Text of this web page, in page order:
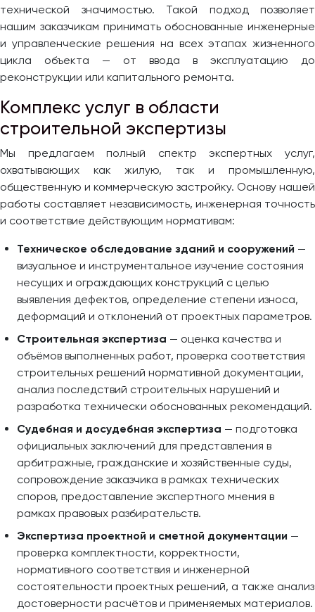
технической значимостью. Такой подход позволяет
нашим заказчикам принимать обоснованные инженерные
и управленческие решения на всех этапах жизненного
цикла объекта — от ввода в эксплуатацию до
реконструкции или капитального ремонта.
Комплекс услуг в области
строительной экспертизы
Мы предлагаем полный спектр экспертных услуг,
охватывающих как жилую, так и промышленную,
общественную и коммерческую застройку. Основу нашей
работы составляет независимость, инженерная точность
и соответствие действующим нормативам:
Техническое обследование зданий и сооружений —
визуальное и инструментальное изучение состояния
несущих и ограждающих конструкций с целью
выявления дефектов, определение степени износа,
деформаций и отклонений от проектных параметров.
Строительная экспертиза — оценка качества и
объёмов выполненных работ, проверка соответствия
строительных решений нормативной документации,
анализ последствий строительных нарушений и
разработка технически обоснованных рекомендаций.
Судебная и досудебная экспертиза — подготовка
официальных заключений для представления в
арбитражные, гражданские и хозяйственные суды,
сопровождение заказчика в рамках технических
споров, предоставление экспертного мнения в
рамках правовых разбирательств.
Экспертиза проектной и сметной документации —
проверка комплектности, корректности,
нормативного соответствия и инженерной
состоятельности проектных решений, а также анализ
достоверности расчётов и применяемых материалов.